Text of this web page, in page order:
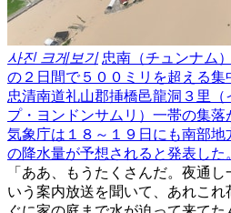
사진 크게보기 忠南（チュンナム
の２日間で５００ミリを超える集
忠清南道礼山郡挿橋邑龍洞３里
プ・ヨンドンサムリ）一帯の集
気象庁は１８～１９日にも南部
の降水量が予想されると発表し
「ああ、もうたくさんだ。夜通
いう案内放送を聞いて、あれこ